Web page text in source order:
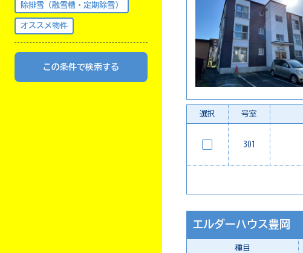
除排雪（融雪槽・定期除雪）
オススメ物件
この条件で検索する
選択 号室
301
エルダーハウス豊岡
種目